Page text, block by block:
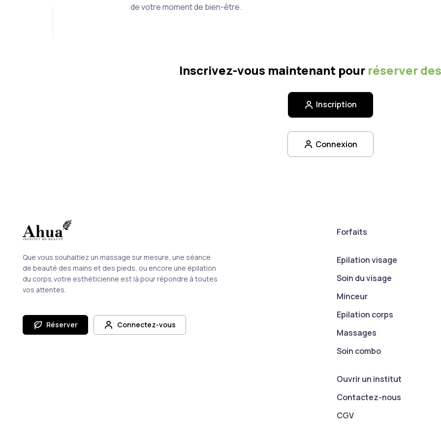
de votre moment de bien-être.
Inscrivez-vous maintenant pour réserver
Inscription
Connexion
Que vous souhaitiez un massage sur mesure, une séance
de beauté des mains et des pieds, ou encore une épilation
du corps,votre esthéticienne est là pour répondre à toutes
vos attentes.
Réserver Connectez-vous
Forfaits
Epilation visage
Soin du visage
Minceur
Epilation corps
Massages
Soin combo
Ouvrir un institut
Contactez-nous
CGV